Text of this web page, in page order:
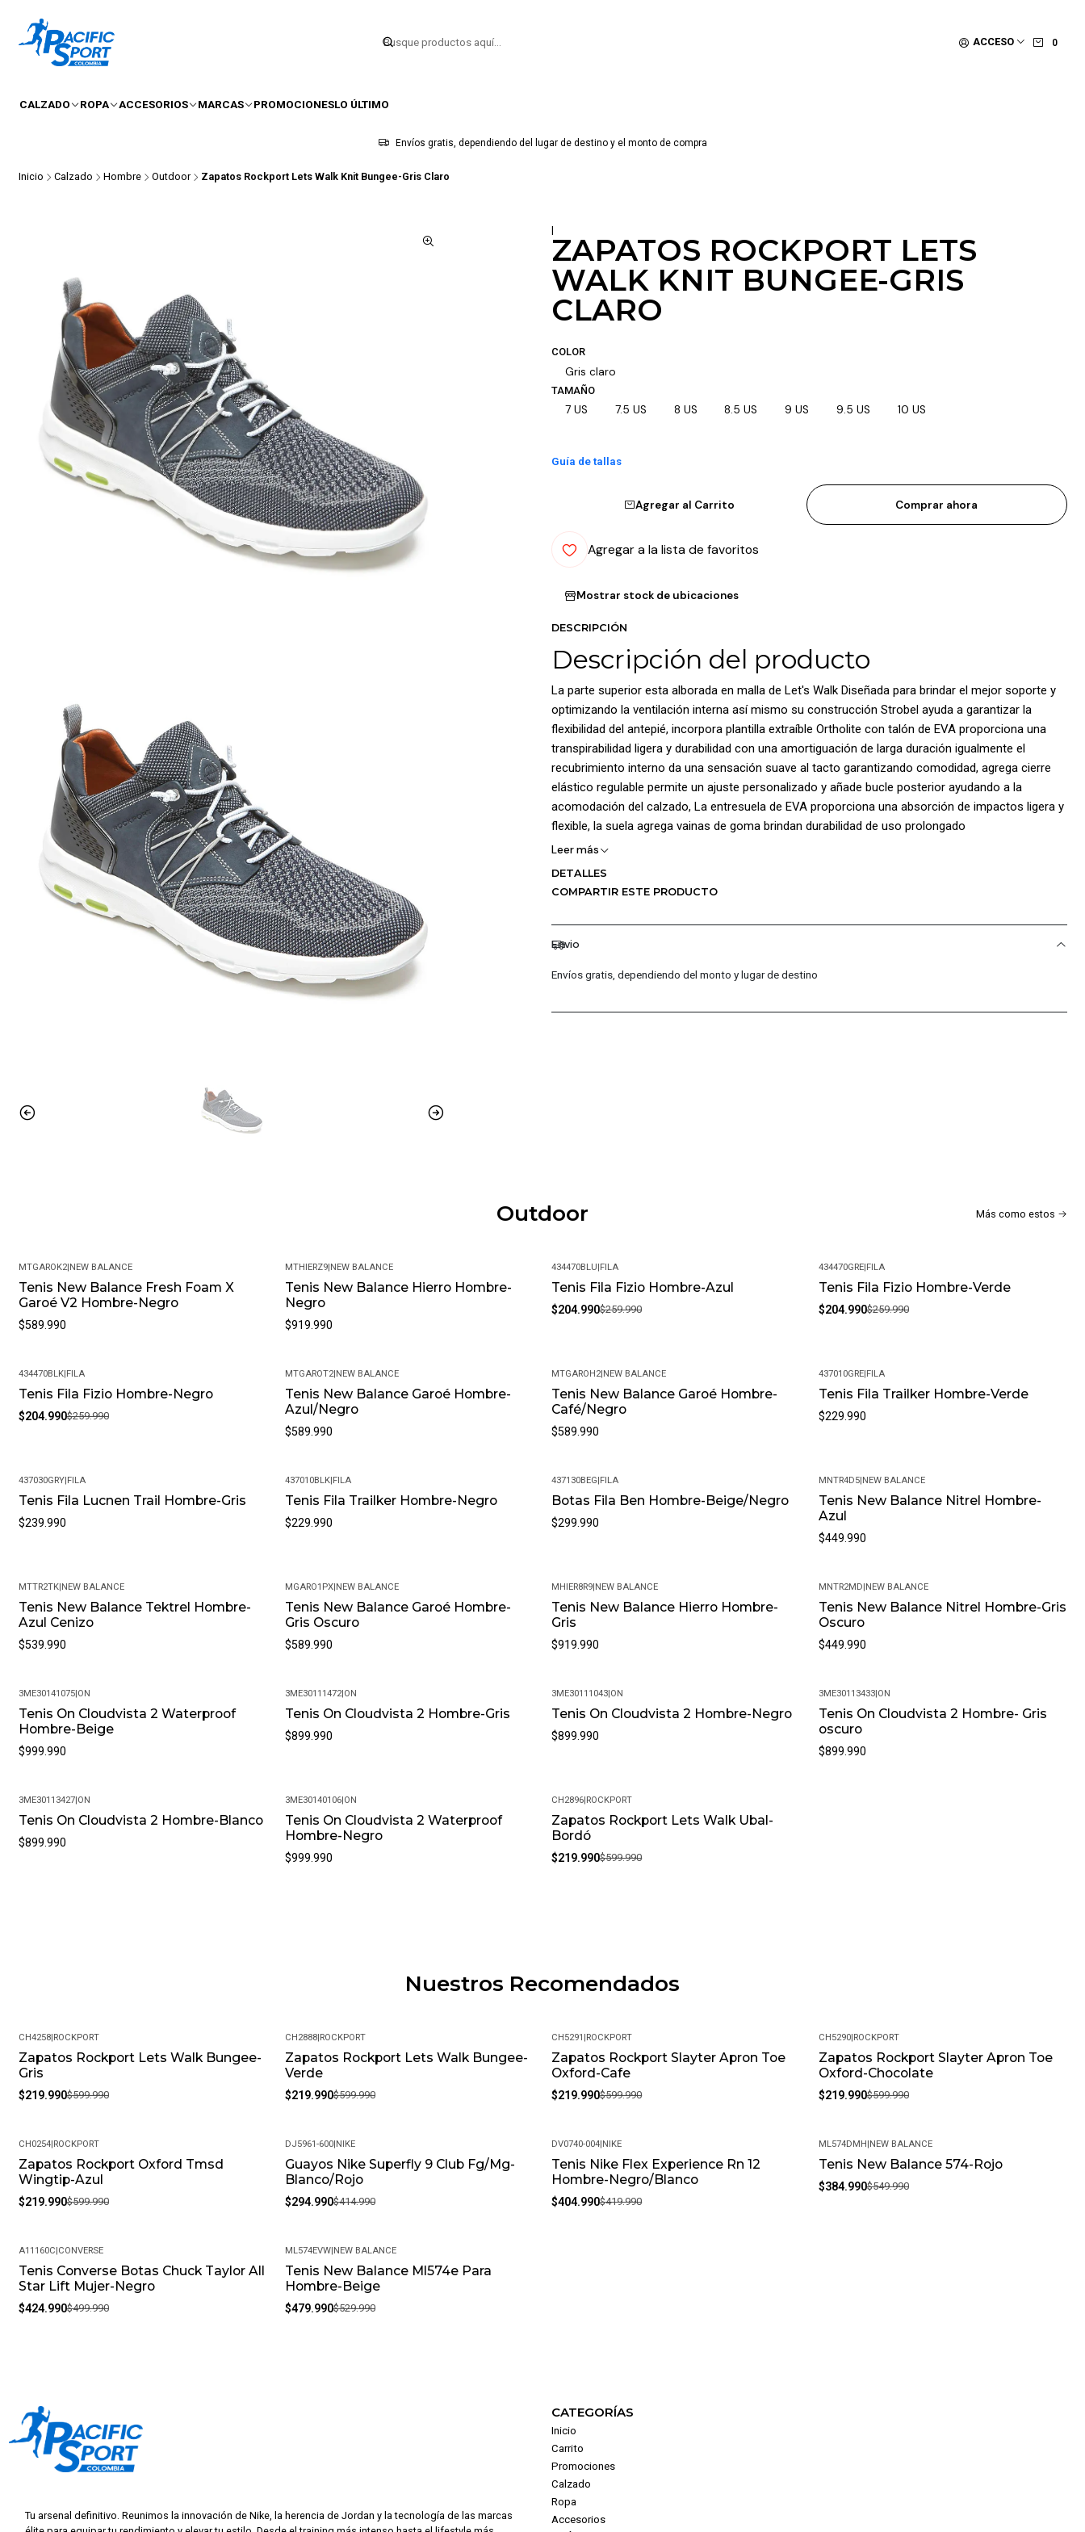
ACCESO 0
CALZADO ROPA ACCESORIOS MARCAS PROMOCIONESLO ÚLTIMO
Envíos gratis, dependiendo del lugar de destino y el monto de compra
Inicio Calzado Hombre Outdoor Zapatos Rockport Lets Walk Knit Bungee-Gris Claro
|
ZAPATOS ROCKPORT LETS
WALK KNIT BUNGEE-GRIS
CLARO
COLOR
Gris claro
TAMAÑO
7 US 7.5 US 8 US 8.5 US 9 US 9.5 US 10 US
Guía de tallas
Agregar al Carrito Comprar ahora
Agregar a la lista de favoritos
Mostrar stock de ubicaciones
DESCRIPCIÓN
Descripción del producto
La parte superior esta alborada en malla de Let's Walk Diseñada para brindar el mejor soporte y
optimizando la ventilación interna así mismo su construcción Strobel ayuda a garantizar la
flexibilidad del antepié, incorpora plantilla extraíble Ortholite con talón de EVA proporciona una
transpirabilidad ligera y durabilidad con una amortiguación de larga duración igualmente el
recubrimiento interno da una sensación suave al tacto garantizando comodidad, agrega cierre
elástico regulable permite un ajuste personalizado y añade bucle posterior ayudando a la
acomodación del calzado, La entresuela de EVA proporciona una absorción de impactos ligera y
flexible, la suela agrega vainas de goma brindan durabilidad de uso prolongado
Leer más
DETALLES
COMPARTIR ESTE PRODUCTO
Envio
Envíos gratis, dependiendo del monto y lugar de destino
Outdoor Más como estos
MTGAROK2|NEW BALANCE
Tenis New Balance Fresh Foam X
Garoé V2 Hombre-Negro
$589.990
MTHIERZ9|NEW BALANCE
Tenis New Balance Hierro Hombre-
Negro
$919.990
-21%
434470BLU|FILA
Tenis Fila Fizio Hombre-Azul
$204.990$259.990
-21%
434470GRE|FILA
Tenis Fila Fizio Hombre-Verde
$204.990$259.990
-21%
434470BLK|FILA
Tenis Fila Fizio Hombre-Negro
$204.990$259.990
MTGAROT2|NEW BALANCE
Tenis New Balance Garoé Hombre-
Azul/Negro
$589.990
MTGAROH2|NEW BALANCE
Tenis New Balance Garoé Hombre-
Café/Negro
$589.990
437010GRE|FILA
Tenis Fila Trailker Hombre-Verde
$229.990
437030GRY|FILA
Tenis Fila Lucnen Trail Hombre-Gris
$239.990
437010BLK|FILA
Tenis Fila Trailker Hombre-Negro
$229.990
437130BEG|FILA
Botas Fila Ben Hombre-Beige/Negro
$299.990
MNTR4D5|NEW BALANCE
Tenis New Balance Nitrel Hombre-
Azul
$449.990
MTTR2TK|NEW BALANCE
Tenis New Balance Tektrel Hombre-
Azul Cenizo
$539.990
MGARO1PX|NEW BALANCE
Tenis New Balance Garoé Hombre-
Gris Oscuro
$589.990
MHIER8R9|NEW BALANCE
Tenis New Balance Hierro Hombre-
Gris
$919.990
MNTR2MD|NEW BALANCE
Tenis New Balance Nitrel Hombre-Gris
Oscuro
$449.990
3ME30141075|ON
Tenis On Cloudvista 2 Waterproof
Hombre-Beige
$999.990
3ME30111472|ON
Tenis On Cloudvista 2 Hombre-Gris
$899.990
3ME30111043|ON
Tenis On Cloudvista 2 Hombre-Negro
$899.990
3ME30113433|ON
Tenis On Cloudvista 2 Hombre- Gris
oscuro
$899.990
3ME30113427|ON
Tenis On Cloudvista 2 Hombre-Blanco
$899.990
3ME30140106|ON
Tenis On Cloudvista 2 Waterproof
Hombre-Negro
$999.990
-63%
CH2896|ROCKPORT
Zapatos Rockport Lets Walk Ubal-
Bordó
$219.990$599.990
Nuestros Recomendados
-63%
CH4258|ROCKPORT
Zapatos Rockport Lets Walk Bungee-
Gris
$219.990$599.990
-63%
CH2888|ROCKPORT
Zapatos Rockport Lets Walk Bungee-
Verde
$219.990$599.990
-63%
CH5291 |ROCKPORT
Zapatos Rockport Slayter Apron Toe
Oxford-Cafe
$219.990$599.990
-63%
CH5290|ROCKPORT
Zapatos Rockport Slayter Apron Toe
Oxford-Chocolate
$219.990$599.990
-63%
CH0254|ROCKPORT
Zapatos Rockport Oxford Tmsd
Wingtip-Azul
$219.990$599.990
-29%
DJ5961-600|NIKE
Guayos Nike Superfly 9 Club Fg/Mg-
Blanco/Rojo
$294.990$414.990
-4%
DV0740-004|NIKE
Tenis Nike Flex Experience Rn 12
Hombre-Negro/Blanco
$404.990$419.990
-30%
ML574DMH|NEW BALANCE
Tenis New Balance 574-Rojo
$384.990$549.990
-15%
A11160C|CONVERSE
Tenis Converse Botas Chuck Taylor All
Star Lift Mujer-Negro
$424.990$499.990
-9%
ML574EVW|NEW BALANCE
Tenis New Balance Ml574e Para
Hombre-Beige
$479.990$529.990
Tu arsenal definitivo. Reunimos la innovación de Nike, la herencia de Jordan y la tecnología de las marcas
CATEGORÍAS
Inicio
Carrito
Promociones
Calzado
Ropa
Accesorios